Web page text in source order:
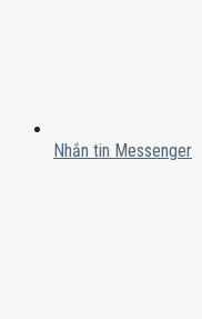
Nhắn tin Messenger